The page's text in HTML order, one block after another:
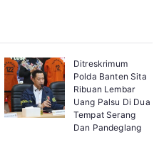
Ditreskrimum
Polda Banten Sita
Ribuan Lembar
Uang Palsu Di Dua
Tempat Serang
Dan Pandeglang